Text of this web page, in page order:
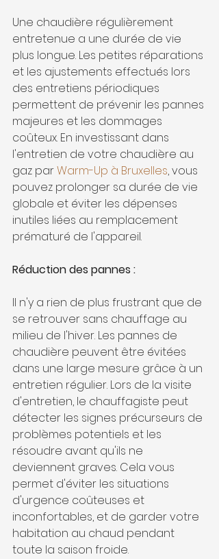
Une chaudière régulièrement
entretenue a une durée de vie
plus longue. Les petites réparations
et les ajustements effectués lors
des entretiens périodiques
permettent de prévenir les pannes
majeures et les dommages
coûteux. En investissant dans
l'entretien de votre chaudière au
gaz par Warm-Up à Bruxelles, vous
pouvez prolonger sa durée de vie
globale et éviter les dépenses
inutiles liées au remplacement
prématuré de l'appareil.
Réduction des pannes :
Il n'y a rien de plus frustrant que de
se retrouver sans chauffage au
milieu de l'hiver. Les pannes de
chaudière peuvent être évitées
dans une large mesure grâce à un
entretien régulier. Lors de la visite
d'entretien, le chauffagiste peut
détecter les signes précurseurs de
problèmes potentiels et les
résoudre avant qu'ils ne
deviennent graves. Cela vous
permet d'éviter les situations
d'urgence coûteuses et
inconfortables, et de garder votre
habitation au chaud pendant
toute la saison froide.